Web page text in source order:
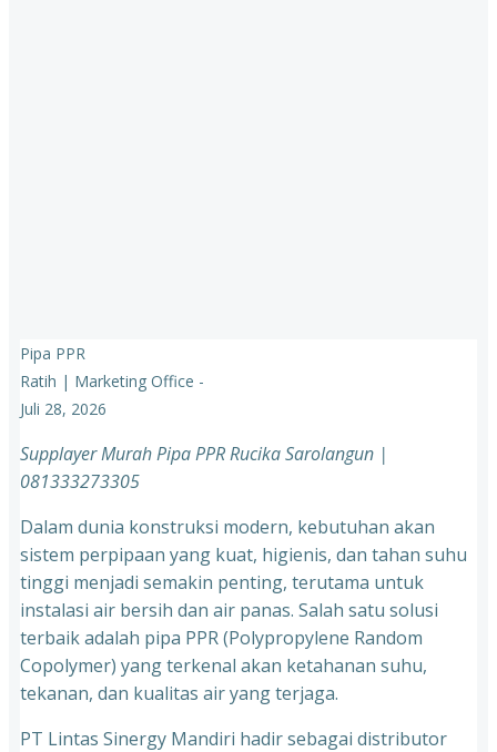
Pipa PPR
Ratih | Marketing Office -
Juli 28, 2026
Supplayer Murah Pipa PPR Rucika Sarolangun |
081333273305
Dalam dunia konstruksi modern, kebutuhan akan
sistem perpipaan yang kuat, higienis, dan tahan suhu
tinggi menjadi semakin penting, terutama untuk
instalasi air bersih dan air panas. Salah satu solusi
terbaik adalah pipa PPR (Polypropylene Random
Copolymer) yang terkenal akan ketahanan suhu,
tekanan, dan kualitas air yang terjaga.
PT Lintas Sinergy Mandiri hadir sebagai distributor